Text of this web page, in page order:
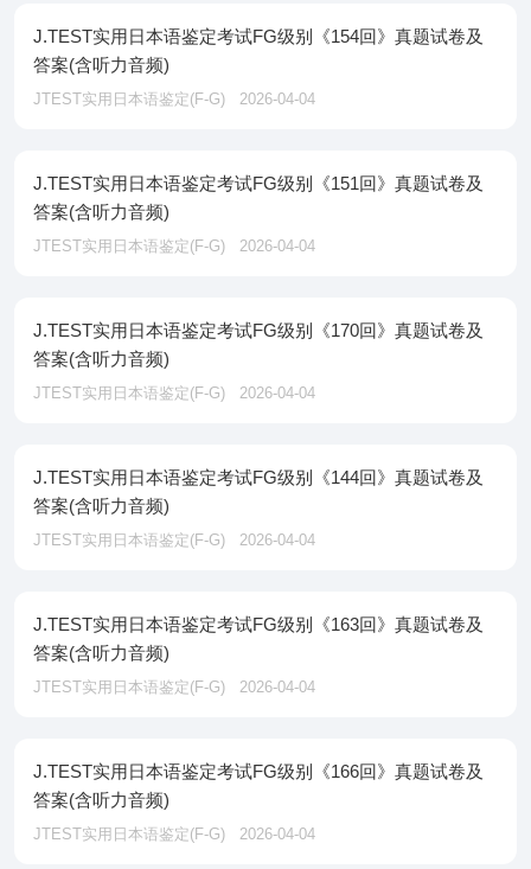
J.TEST实用日本语鉴定考试FG级别《154回》真题试卷及
答案(含听力音频)
JTEST实用日本语鉴定(F-G) 2026-04-04
J.TEST实用日本语鉴定考试FG级别《151回》真题试卷及
答案(含听力音频)
JTEST实用日本语鉴定(F-G) 2026-04-04
J.TEST实用日本语鉴定考试FG级别《170回》真题试卷及
答案(含听力音频)
JTEST实用日本语鉴定(F-G) 2026-04-04
J.TEST实用日本语鉴定考试FG级别《144回》真题试卷及
答案(含听力音频)
JTEST实用日本语鉴定(F-G) 2026-04-04
J.TEST实用日本语鉴定考试FG级别《163回》真题试卷及
答案(含听力音频)
JTEST实用日本语鉴定(F-G) 2026-04-04
J.TEST实用日本语鉴定考试FG级别《166回》真题试卷及
答案(含听力音频)
JTEST实用日本语鉴定(F-G) 2026-04-04